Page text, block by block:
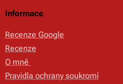
Informace
Recenze Google
Recenze
O mně
Pravidla ochrany soukromí